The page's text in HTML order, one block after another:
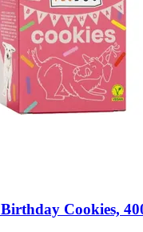
Birthday Cookies,